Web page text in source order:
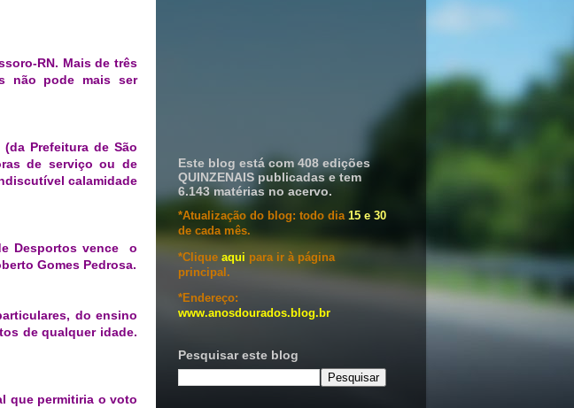
RN. Mais de três
não pode mais ser
Prefeitura de São
de serviço ou de
calamidade
Desportos vence o
Gomes Pedrosa.
do ensino
de qualquer idade.
que permitiria o voto
Este blog está com 408 edições
QUINZENAIS publicadas e tem
6.143 matérias no acervo.
*Atualização do blog: todo dia 15 e 30
de cada mês.
*Clique aqui para ir à página
principal.
*Endereço:
www.anosdourados.blog.br
Pesquisar este blog